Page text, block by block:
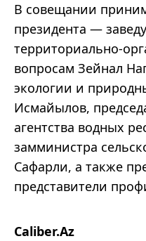
В совещании
президента —
территориально-
вопросам Зейнал
экологии и
Исмайылов,
агентства водных
замминистра
Сафарли, а также
представители
Caliber.Az